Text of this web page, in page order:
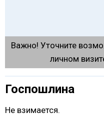
Важно! Уточните
личном
Госпошлина
Не взимается.